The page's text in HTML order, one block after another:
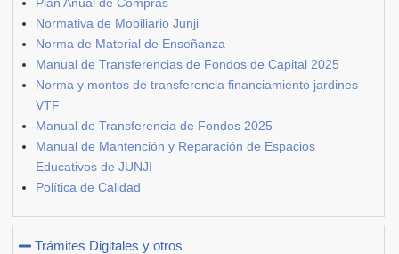
Normativa de Mobiliario Junji
Norma de Material de Enseñanza
Manual de Transferencias de Fondos de Capital 2025
Norma y montos de transferencia financiamiento jardines
VTF
Manual de Transferencia de Fondos 2025
Manual de Mantención y Reparación de Espacios
Educativos de JUNJI
Política de Calidad
Trámites Digitales y otros